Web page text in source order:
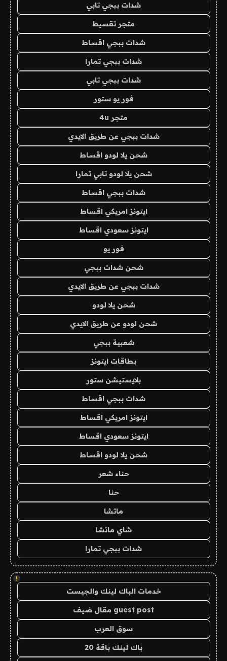
شدات ببجي تابي
متجر تقسيط
شدات ببجي اقساط
شدات ببجي تمارا
شدات ببجي تابي
فور يو ستور
متجر 4u
شدات ببجي عن طريق الايدي
شحن يلا لودو اقساط
شحن يلا لودو تابي تمارا
شدات ببجي اقساط
ايتونز امريكي اقساط
ايتونز سعودي اقساط
فور يو
شحن شدات ببجي
شدات ببجي عن طريق الايدي
شحن يلا لودو
شحن لودو عن طريق الايدي
شعبية ببجي
بطاقات ايتونز
بلايستيشن ستور
شدات ببجي اقساط
ايتونز امريكي اقساط
ايتونز سعودي اقساط
شحن يلا لودو اقساط
حناء شعر
حنا
ماتشا
شاي ماتشا
شدات ببجي تمارا
!
خدمات الباك لينك والجيست
guest post مقال ضيف
سوق العرب
باك لينك باقة 20